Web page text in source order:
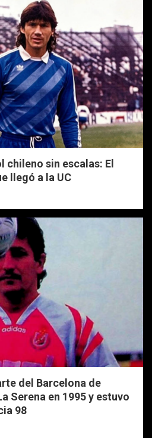
chileno sin escalas: El
llegó a la UC
del Barcelona de
Serena en 1995 y estuvo
98